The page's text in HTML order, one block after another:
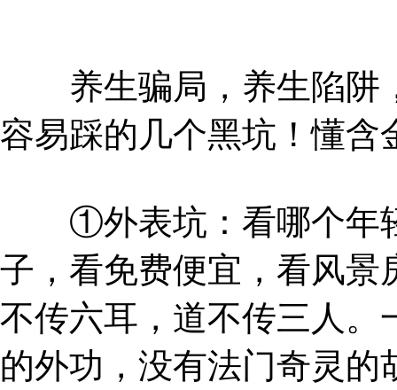
养生骗局，养生陷阱
容易踩的几个黑坑！懂含
①外表坑：看哪个年轻
子，看免费便宜，看风景
不传六耳，道不传三人。
的外功，没有法门奇灵